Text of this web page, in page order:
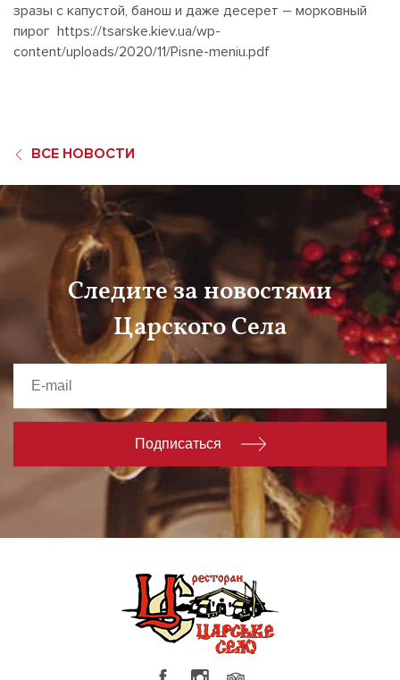
зразы с капустой, банош и даже десерет – морковный
пирог https://tsarske.kiev.ua/wp-
content/uploads/2020/11/Pisne-meniu.pdf
ВСЕ НОВОСТИ
Следите за новостями
Царского Села
Подписаться